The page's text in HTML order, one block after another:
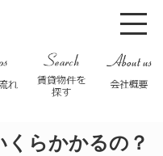
くらかかるの？